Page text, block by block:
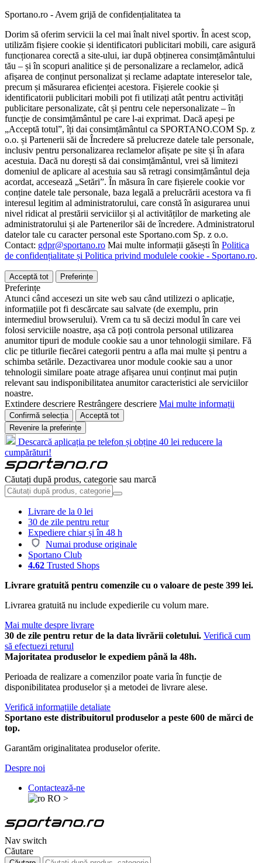
Sportano.ro - Avem grijă de confidențialitatea ta
Dorim să oferim servicii la cel mai înalt nivel sportiv. În acest scop,
utilizăm fișiere cookie și identificatori publicitari mobili, care asigură
funcționarea corectă a site-ului, iar după obținerea consimțământului
tău – și în scopuri analitice și de personalizare a reclamelor, adică
afișarea de conținut personalizat și reclame adaptate intereselor tale,
precum și măsurarea eficienței acestora. Fișierele cookie și
identificatorii publicitari mobili pot fi utilizați atât pentru activități
publicitare personalizate, cât și pentru cele nepersonalizate – în
funcție de consimțământul pe care l-ai exprimat. Dacă apeși pe
„Acceptă totul”, îți dai consimțământul ca SPORTANO.COM Sp. z
o.o. și Partenerii săi de Încredere să prelucreze datele tale personale,
inclusiv pentru personalizarea reclamelor afișate pe site și în afara
acestuia. Dacă nu dorești să dai consimțământul, vrei să limitezi
domeniul de aplicare al acestuia sau să retragi consimțământul deja
acordat, accesează „Setări”. În măsura în care fișierele cookie vor
conține datele tale personale, baza legală a prelucrării acestora va fi
interesul legitim al administratorului, care constă în asigurarea unui
nivel ridicat al prestării serviciilor și al activităților de marketing ale
administratorului și ale Partenerilor săi de încredere. Administratorul
datelor tale cu caracter personal este Sportano.com Sp. z o.o.
Contact: gdpr@sportano.ro Mai multe informații găsești în Politica
de confidențialitate și Politica privind modulele cookie - Sportano.ro.
Acceptă tot Preferințe
Preferințe
Atunci când accesezi un site web sau când utilizezi o aplicație,
informațiile pot fi descărcate sau salvate (de exemplu, prin
intermediul browserului). Vrem ca tu să decizi modul în care vei
folosi serviciile noastre, așa că poți controla personal utilizarea
anumitor tipuri de module cookie sau a unor tehnologii similare. Fă
clic pe titlurile fiecărei categorii pentru a afla mai multe și pentru a
schimba setările. Dezactivarea unor module cookie sau a unor
tehnologii similare poate atrage afișarea unui conținut mai puțin
relevant sau indisponibilitatea anumitor caracteristici ale serviciilor
noastre.
Extindere descriere Restrângere descriere Mai multe informații
Confirmă selecția
Acceptă tot
Revenire la preferințe
Descarcă aplicația pe telefon și obține 40 lei reducere la
cumpărături!
Căutați după produs, categorie sau marcă
Livrare de la 0 lei
30 de zile pentru retur
Expediere chiar și în 48 h
Numai produse originale
Sportano Club
4.62 Trusted Shops
Livrare gratuită pentru comenzile cu o valoare de peste 399 lei.
Livrarea gratuită nu include expedierile cu volum mare.
Mai multe despre livrare
30 de zile pentru retur de la data livrării coletului. Verifică cum
să efectuezi returul
Majoritatea produselor le expediem până la 48h.
Perioada de realizare a comenzilor poate varia în funcție de
disponibilitatea produselor și a metodei de livrare alese.
Verifică informațiile detaliate
Sportano este distribuitorul produselor a peste 600 de mărci de
top.
Garantăm originalitatea produselor oferite.
Despre noi
Contactează-ne
RO >
Nav switch
Căutare